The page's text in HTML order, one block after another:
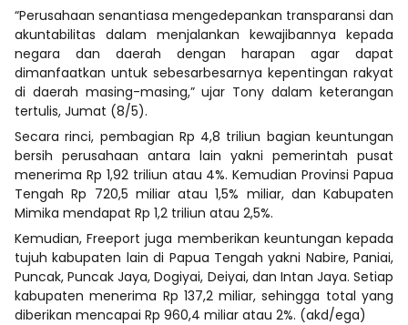
“Perusahaan senantiasa mengedepankan transparansi dan
akuntabilitas dalam menjalankan kewajibannya kepada
negara dan daerah dengan harapan agar dapat
dimanfaatkan untuk sebesarbesarnya kepentingan rakyat
di daerah masing-masing,” ujar Tony dalam keterangan
tertulis, Jumat (8/5).
Secara rinci, pembagian Rp 4,8 triliun bagian keuntungan
bersih perusahaan antara lain yakni pemerintah pusat
menerima Rp 1,92 triliun atau 4%. Kemudian Provinsi Papua
Tengah Rp 720,5 miliar atau 1,5% miliar, dan Kabupaten
Mimika mendapat Rp 1,2 triliun atau 2,5%.
Kemudian, Freeport juga memberikan keuntungan kepada
tujuh kabupaten lain di Papua Tengah yakni Nabire, Paniai,
Puncak, Puncak Jaya, Dogiyai, Deiyai, dan Intan Jaya. Setiap
kabupaten menerima Rp 137,2 miliar, sehingga total yang
diberikan mencapai Rp 960,4 miliar atau 2%. (akd/ega)